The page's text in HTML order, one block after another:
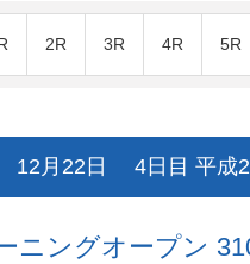
2R 3R 4R 5R
月22日 4日目 平成
ニングオープン